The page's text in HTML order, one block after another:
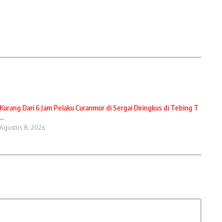
Kurang Dari 6 Jam Pelaku Curanmor di Sergai Diringkus di Tebing T
...
Agustus 8, 2026